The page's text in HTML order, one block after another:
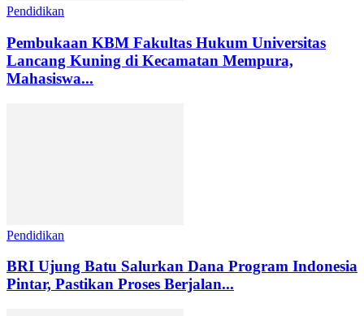
Pendidikan
Pembukaan KBM Fakultas Hukum Universitas
Lancang Kuning di Kecamatan Mempura,
Mahasiswa...
Pendidikan
BRI Ujung Batu Salurkan Dana Program Indonesia
Pintar, Pastikan Proses Berjalan...